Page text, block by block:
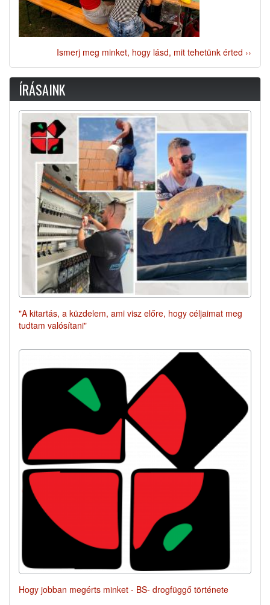
Ismerj meg minket, hogy lásd, mit tehetünk érted ››
ÍRÁSAINK
"A kitartás, a küzdelem, ami visz előre, hogy céljaimat meg
tudtam valósítani"
Hogy jobban megérts minket - BS- drogfüggő története